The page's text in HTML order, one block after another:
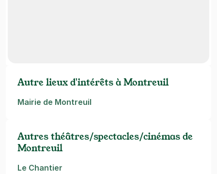
Autre lieux d'intérêts à Montreuil
Mairie de Montreuil
Autres théâtres/spectacles/cinémas de
Montreuil
Le Chantier